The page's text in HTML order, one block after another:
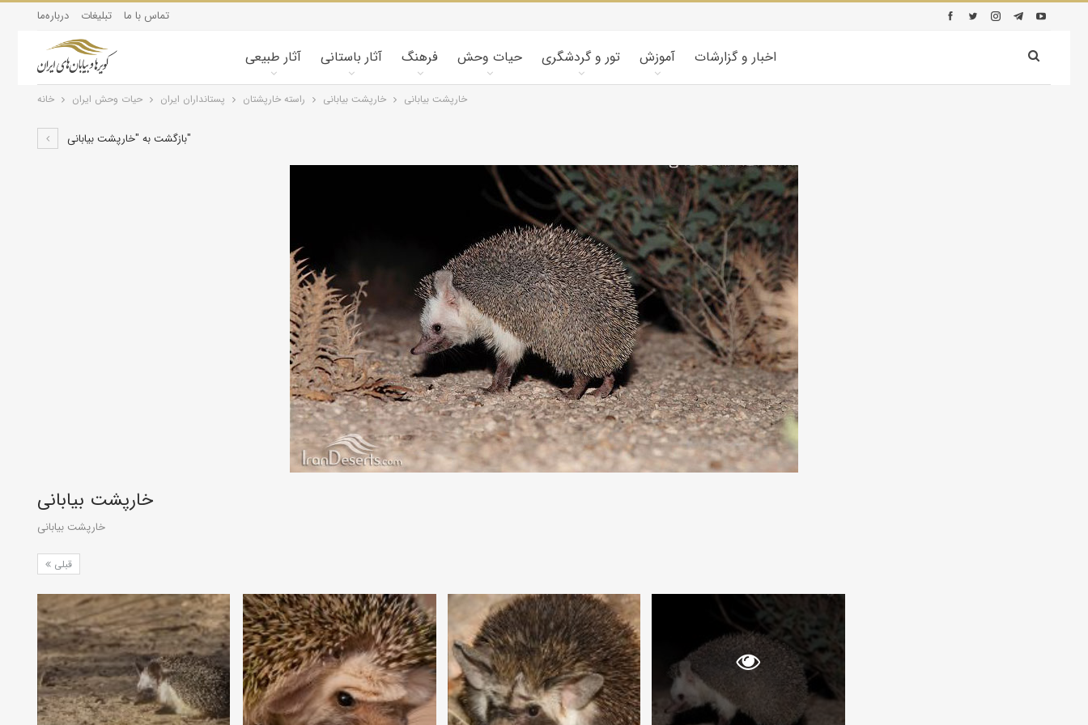
درباره‌ما تبلیغات تماس با ما
آثار طبیعی آثار باستانی فرهنگ حیات وحش تور و گردشگری آموزش اخبار و گزارشات
خانه حیات وحش ایران پستانداران ايران راسته خارپشتان خارپشت بیابانی خارپشت بیابانی
بازگشت به "خارپشت بیابانی"
خارپشت بیابانی
خارپشت بیابانی
قبلی